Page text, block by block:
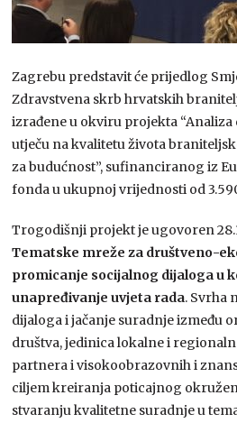
Zagrebu predstavit će prijedlog
Zdravstvena skrb hrvatskih
izrađene u okviru projekta
utječu na kvalitetu života
za budućnost”, sufinanciranog iz
fonda u ukupnoj vrijednosti od
Trogodišnji projekt je ugovoren
Tematske mreže za društveno-
promicanje socijalnog dijaloga u
unapređivanje uvjeta rada. Svrha
dijaloga i jačanje suradnje između
društva, jedinica lokalne i
partnera i visokoobrazovnih i
ciljem kreiranja poticajnog
stvaranju kvalitetne suradnje u